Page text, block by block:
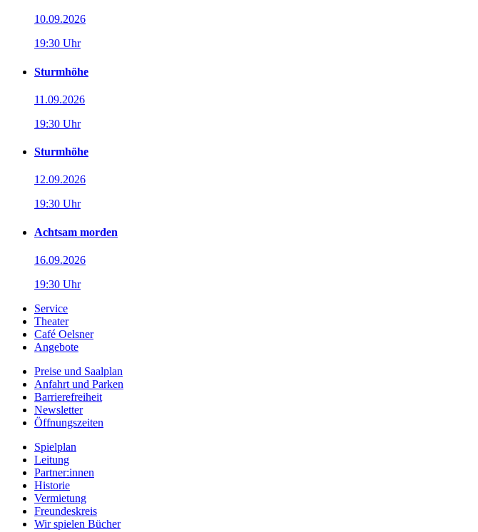
10.09.2026
19:30 Uhr
Sturmhöhe
11.09.2026
19:30 Uhr
Sturmhöhe
12.09.2026
19:30 Uhr
Achtsam morden
16.09.2026
19:30 Uhr
Service
Theater
Café Oelsner
Angebote
Preise und Saalplan
Anfahrt und Parken
Barrierefreiheit
Newsletter
Öffnungszeiten
Spielplan
Leitung
Partner:innen
Historie
Vermietung
Freundeskreis
Wir spielen Bücher